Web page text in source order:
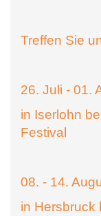
Treffen Sie
26. Juli - 01.
in Iserlohn
Festival
08. - 14.
in Hersbruck